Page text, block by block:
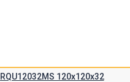
RQU12032MS 120х120х32